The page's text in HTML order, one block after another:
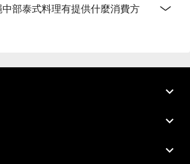
部泰式料理有提供什麼消費方